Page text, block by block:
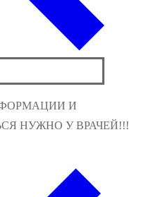
И
НУЖНО У ВРАЧЕЙ!!!